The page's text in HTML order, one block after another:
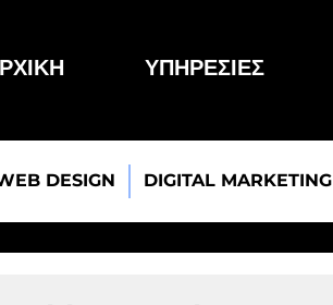
ΥΠΗΡΕΣΙΕΣ
DESIGN DIGITAL MARKETING